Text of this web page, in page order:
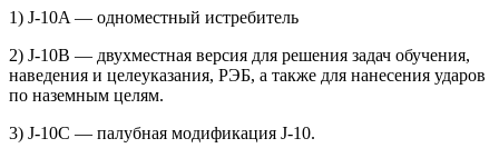
1) J-10A — одноместный истребитель
2) J-10B — двухместная версия для решения задач обучения,
наведения и целеуказания, РЭБ, а также для нанесения ударов
по наземным целям.
3) J-10C — палубная модификация J-10.